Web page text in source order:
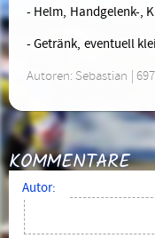
- Helm, Handgelenk-,
- Getränk, eventuell
Autoren: Sebastian |
KOMMENTARE
Autor: